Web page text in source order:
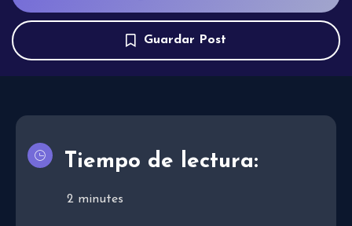
Guardar Post
Tiempo de lectura:
2 minutes